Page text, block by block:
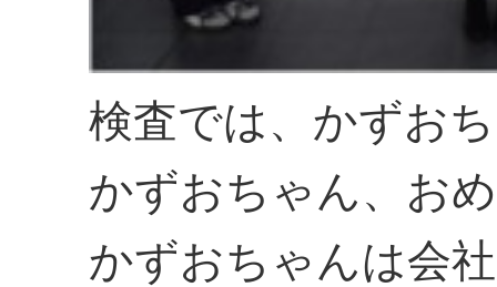
検査では、かずお
かずおちゃん、お
かずおちゃんは会